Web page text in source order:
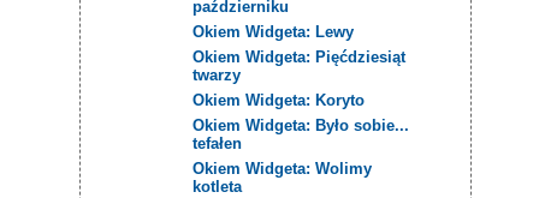
październiku
Okiem Widgeta: Lewy
Okiem Widgeta: Pięćdziesiąt
twarzy
Okiem Widgeta: Koryto
Okiem Widgeta: Było sobie...
tefałen
Okiem Widgeta: Wolimy
kotleta